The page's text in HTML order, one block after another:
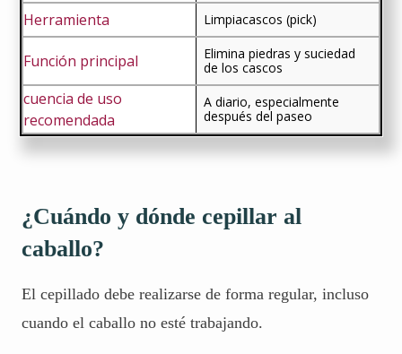
Limpiacascos (pick)
Elimina piedras y suciedad
de los cascos
A diario, especialmente
después del paseo
¿Cuándo y dónde cepillar al
caballo?
El cepillado debe realizarse de forma regular, incluso
cuando el caballo no esté trabajando.